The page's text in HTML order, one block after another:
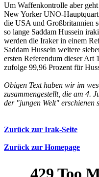
Um Waffenkontrolle aber
New Yorker UNO-
die USA und Großbritannien
so lange Saddam Hussein
werden die Iraker in einem
Saddam Hussein weitere
ersten Referendum dieser Art
zufolge 99,96 Prozent für
Obigen Text haben wir im
zusammengestellt, die am 4.
der "jungen Welt" erschienen
Zurück zur Irak-Seite
Zurück zur Homepage